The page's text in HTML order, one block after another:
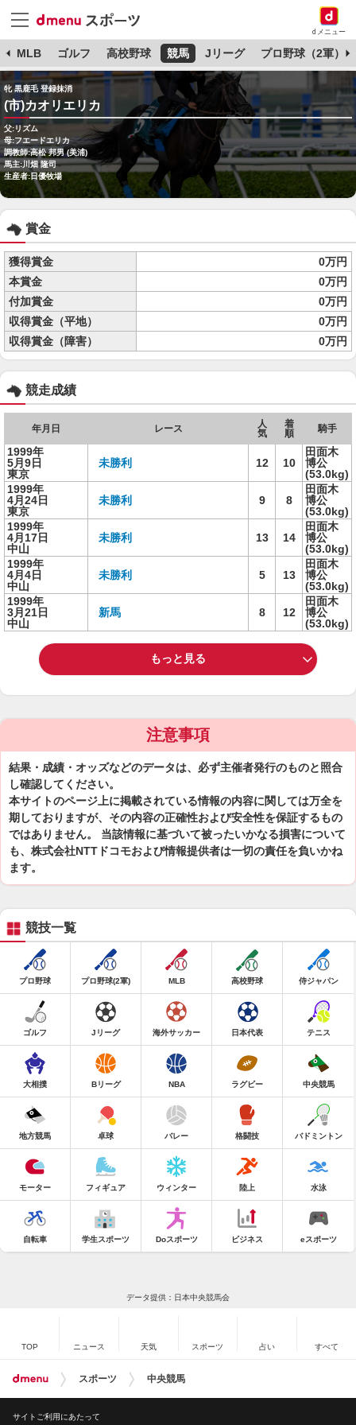
dメニュー
MLB ゴルフ 高校野球 競馬 Jリーグ プロ野球（2軍）
牝 黒鹿毛 登録抹消
(市)カオリエリカ
父:リズム
母:フエードエリカ
調教師:高松 邦男 (美浦)
馬主:川畑 隆司
生産者:日優牧場
賞金
獲得賞金
0万円
本賞金
0万円
付加賞金
0万円
収得賞金（平地）
0万円
収得賞金（障害）
0万円
競走成績
年月日 レース
人
気
着
順
騎手
1999年
5月9日
東京
未勝利 12 10
田面木
博公
(53.0kg)
1999年
4月24日
東京
未勝利 9 8
田面木
博公
(53.0kg)
1999年
4月17日
中山
未勝利 13 14
田面木
博公
(53.0kg)
1999年
4月4日
中山
未勝利 5 13
田面木
博公
(53.0kg)
1999年
3月21日
中山
新馬 8 12
田面木
博公
(53.0kg)
もっと見る
注意事項
結果・成績・オッズなどのデータは、必ず主催者発行のものと照合
し確認してください。
本サイトのページ上に掲載されている情報の内容に関しては万全を
期しておりますが、その内容の正確性および安全性を保証するもの
ではありません。 当該情報に基づいて被ったいかなる損害について
も、株式会社NTTドコモおよび情報提供者は一切の責任を負いかね
ます。
競技一覧
プロ野球 プロ野球(2軍) MLB 高校野球 侍ジャパン
ゴルフ Jリーグ 海外サッカー 日本代表 テニス
大相撲 Bリーグ NBA ラグビー 中央競馬
地方競馬 卓球 バレー 格闘技 バドミントン
モーター フィギュア ウィンター 陸上 水泳
自転車 学生スポーツ Doスポーツ ビジネス eスポーツ
データ提供：日本中央競馬会
TOP ニュース 天気 スポーツ 占い すべて
スポーツ 中央競馬
サイトご利用にあたって